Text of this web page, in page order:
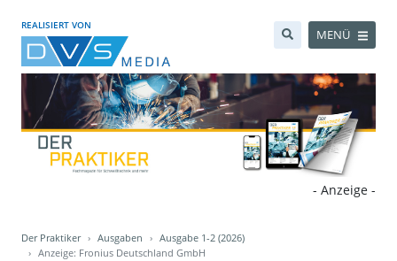
REALISIERT VON
MENÜ
- Anzeige -
Der Praktiker Ausgaben
Ausgabe 1-2 (2026)
Anzeige: Fronius Deutschland GmbH